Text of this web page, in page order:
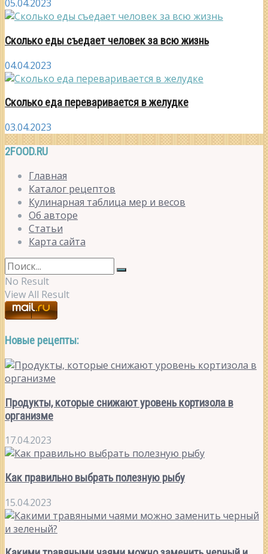
05.04.2023
Сколько еды съедает человек за всю жизнь
04.04.2023
Сколько еда переваривается в желудке
03.04.2023
2FOOD.RU
Главная
Каталог рецептов
Кулинарная таблица мер и весов
Об авторе
Статьи
Карта сайта
No Result
View All Result
Новые рецепты:
Продукты, которые снижают уровень кортизола в
организме
17.04.2023
Как правильно выбрать полезную рыбу
15.04.2023